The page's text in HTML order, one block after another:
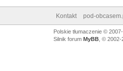
Kontakt pod-
Polskie tłumaczenie ©
Silnik forum MyBB, © 2002-